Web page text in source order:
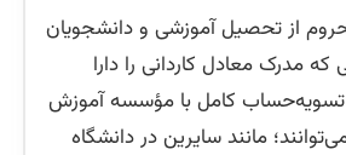
از تحصیل آموزشی و دانشجویان
که مدرک معادل کاردانی را دارا
تسویه‌حساب کامل با مؤسسه آموزش
مانند سایرین در دانشگاه